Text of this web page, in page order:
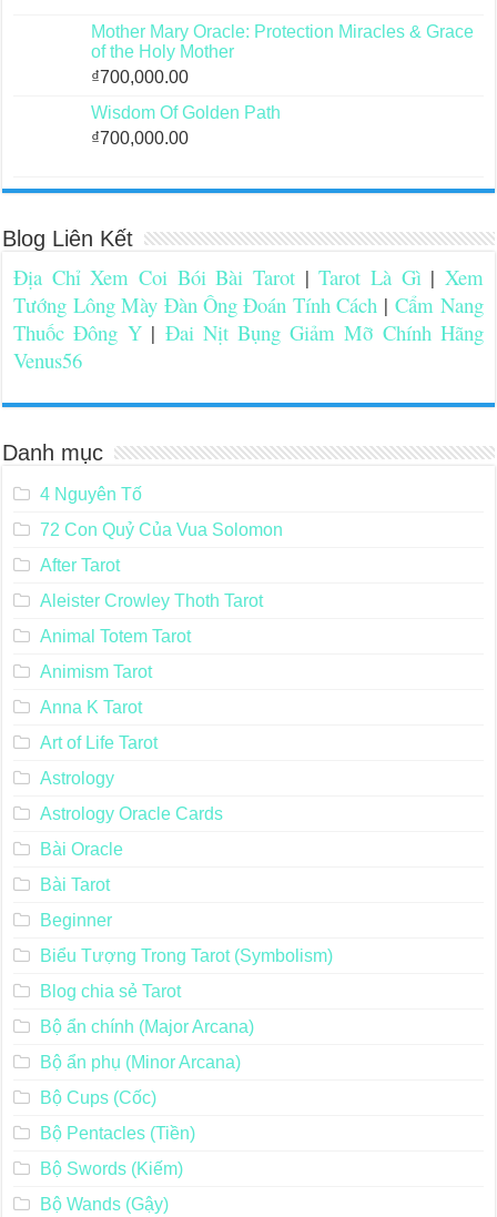
Mother Mary Oracle: Protection Miracles & Grace
of the Holy Mother
₫700,000.00
Wisdom Of Golden Path
₫700,000.00
Blog Liên Kết
Địa Chỉ Xem Coi Bói Bài Tarot |Tarot Là Gì| Xem
Tướng Lông Mày Đàn Ông Đoán Tính Cách |Cẩm Nang
Thuốc Đông Y| Đai Nịt Bụng Giảm Mỡ Chính Hãng
Venus56
Danh mục
4 Nguyên Tố
72 Con Quỷ Của Vua Solomon
After Tarot
Aleister Crowley Thoth Tarot
Animal Totem Tarot
Animism Tarot
Anna K Tarot
Art of Life Tarot
Astrology
Astrology Oracle Cards
Bài Oracle
Bài Tarot
Beginner
Biểu Tượng Trong Tarot (Symbolism)
Blog chia sẻ Tarot
Bộ ẩn chính (Major Arcana)
Bộ ẩn phụ (Minor Arcana)
Bộ Cups (Cốc)
Bộ Pentacles (Tiền)
Bộ Swords (Kiếm)
Bộ Wands (Gậy)